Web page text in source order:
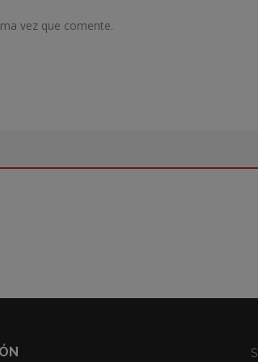
vez que comente.